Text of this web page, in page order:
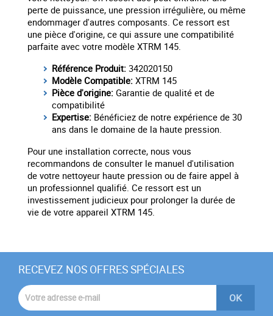
perte de puissance, une pression irrégulière, ou même
endommager d'autres composants. Ce ressort est
une pièce d'origine, ce qui assure une compatibilité
parfaite avec votre modèle XTRM 145.
Référence Produit: 342020150
Modèle Compatible: XTRM 145
Pièce d'origine: Garantie de qualité et de
compatibilité
Expertise: Bénéficiez de notre expérience de 30
ans dans le domaine de la haute pression.
Pour une installation correcte, nous vous
recommandons de consulter le manuel d'utilisation
de votre nettoyeur haute pression ou de faire appel à
un professionnel qualifié. Ce ressort est un
investissement judicieux pour prolonger la durée de
vie de votre appareil XTRM 145.
RECEVEZ NOS OFFRES SPÉCIALES